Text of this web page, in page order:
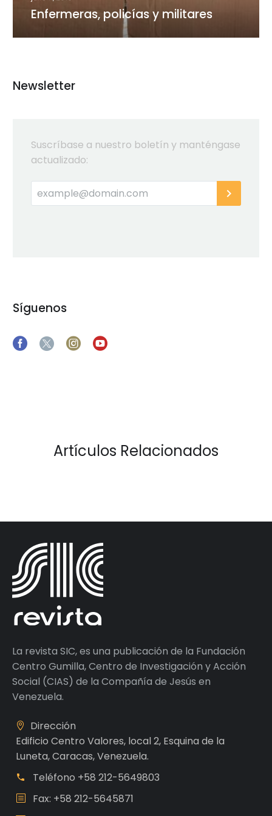
Enfermeras, policías y militares
Newsletter
Suscríbase a nuestro boletín y manténgase
actualizado:
Síguenos
Artículos Relacionados
La revista SIC, es una publicación de la Fundación
Centro Gumilla, Centro de Investigación y Acción
Social (CIAS) de la Compañía de Jesús en
Venezuela.
Dirección
Edificio Centro Valores, local 2, Esquina de la
Luneta, Caracas, Venezuela.
Teléfono +58 212-5649803
Fax: +58 212-5645871